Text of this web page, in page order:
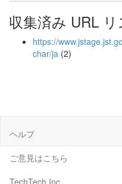
収集済み URL リ
https://
char/ja (2)
ヘルプ
ご意見はこちら
TechTech Inc.